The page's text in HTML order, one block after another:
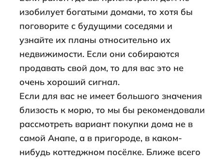
изобилует богатыми домами, то хотя бы
поговорите с будущими соседями и
узнайте их планы относительно их
недвижимости. Если они собираются
продавать свой дом, то для вас это не
очень хороший сигнал.
Если для вас не имеет большого значения
близость к морю, то мы бы рекомендовали
рассмотреть вариант покупки дома не в
самой Анапе, а в пригороде, в каком-
нибудь коттеджном посёлке. Ближе всего